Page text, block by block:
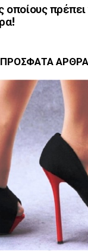
οποίους
ΠΡΌΣΦΑΤΑ ΆΡΘΡΑ